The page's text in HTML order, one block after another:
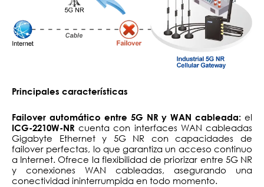
Principales características
Failover automático entre 5G NR y WAN cableada: el
ICG-2210W-NR cuenta con interfaces WAN cableadas
Gigabyte Ethernet y 5G NR con capacidades de
failover perfectas, lo que garantiza un acceso continuo
a Internet. Ofrece la flexibilidad de priorizar entre 5G NR
y conexiones WAN cableadas, asegurando una
conectividad ininterrumpida en todo momento.